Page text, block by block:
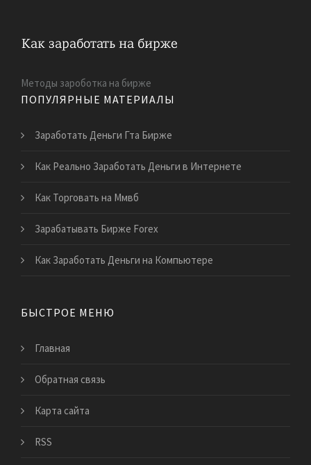
Методы зароботка на бирже
ПОПУЛЯРНЫЕ МАТЕРИАЛЫ
Заработать Деньги Гта Бирже
Как Реально Заработать Деньги в Интернете
Как Торговать на Ммвб
Зарабатывать Бирже Forex
Как Заработать Деньги на Компьютере
БЫСТРОЕ МЕНЮ
Главная
Обратная связь
Карта сайта
RSS